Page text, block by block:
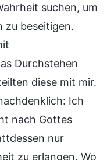
suchen, um
zu beseitigen.
Durchstehen
diese mit mir.
Ich
nach Gottes
nur
zu erlangen. Wo